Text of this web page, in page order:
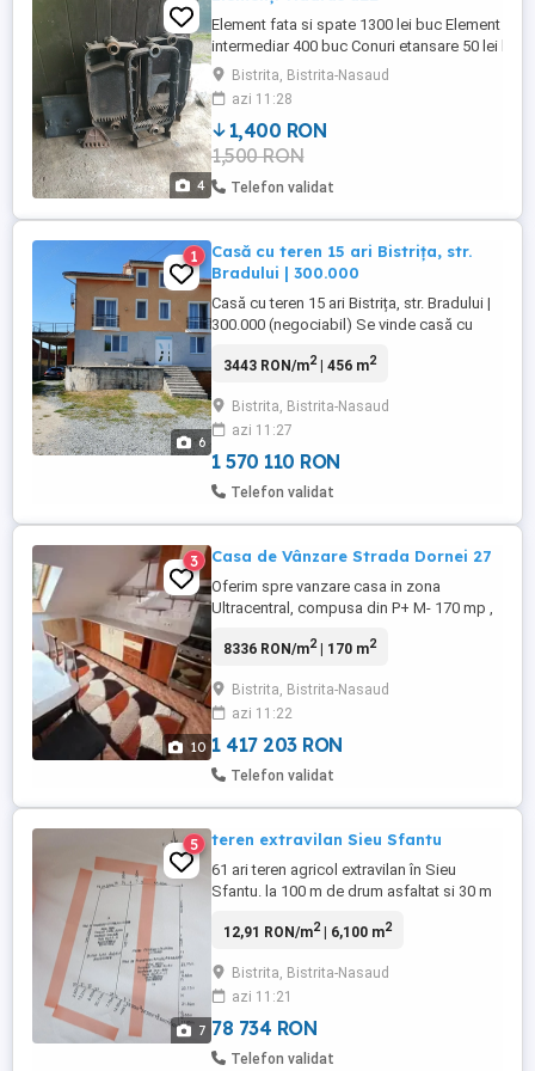
4
Element fata si spate 1300 lei buc Element
intermediar 400 buc Conuri etansare 50 lei buc.
130 buc. NEGOCIABIL
Bistrita, Bistrita-Nasaud
azi 11:28
1,400 RON
1,500 RON
Telefon validat
6
1
Casă cu teren 15 ari Bistrița, str.
Bradului | 300.000
Casă cu teren 15 ari Bistrița, str. Bradului |
300.000 (negociabil) Se vinde casă cu
în Bistrița str. Bradului. Proprietatea
și are acces facil la mijloacele de
transport în comun. Compartimentare:
Demisol: ...
3443 RON/m2| 456 m2
Bistrita, Bistrita-Nasaud
azi 11:27
1 570 110 RON
Telefon validat
10
3 Casa de Vânzare Strada Dornei 27
Oferim spre vanzare casa in zona
Ultracentral, compusa din P+ M- 170 mp ,
incaperi care se preteaza ptr. multiple
apartamente unul compus din living,
bucatarie , 2 dormitoare , baie si al 2 - lea
apartament este compus din 2 camere ...
8336 RON/m2| 170 m2
Bistrita, Bistrita-Nasaud
azi 11:22
1 417 203 RON
Telefon validat
7
5 teren extravilan Sieu Sfantu
61 ari teren agricol extravilan în Sieu
Sfantu. la 100 m de drum asfaltat si 30 m
de contact :
12,91 RON/m2| 6,100 m2
Bistrita, Bistrita-Nasaud
azi 11:21
78 734 RON
Telefon validat